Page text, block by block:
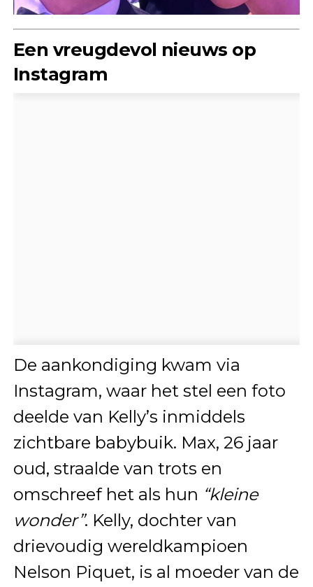
Een vreugdevol nieuws op
Instagram
De aankondiging kwam via
Instagram, waar het stel een foto
deelde van Kelly’s inmiddels
zichtbare babybuik. Max, 26 jaar
oud, straalde van trots en
omschreef het als hun “kleine
wonder”. Kelly, dochter van
drievoudig wereldkampioen
Nelson Piquet, is al moeder van de